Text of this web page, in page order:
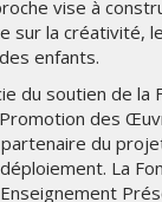
vise à
sur la créativité,
enfants.
du soutien de la
des
partenaire du
La